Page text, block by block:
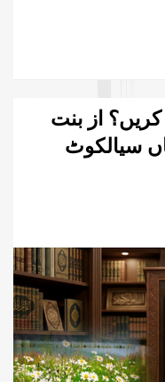
از بنت
سیالکوٹ